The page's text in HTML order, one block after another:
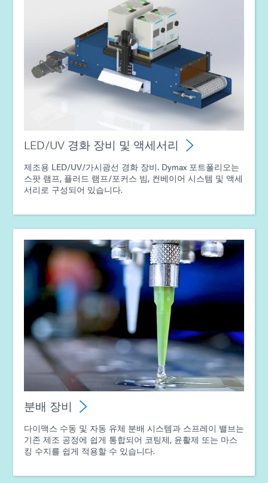
가이드: 분배 장비(아시아|EN)
가이드: 분배 장비(유럽|EN)
가이드: 분배 장비(아메리카|ES)
LED/UV 경화 장비 및 액세서리
제조용 LED/UV/가시광선 경화 장비. Dymax 포트폴리오는
스팟 램프, 플러드 램프/포커스 빔, 컨베이어 시스템 및 액세
서리로 구성되어 있습니다.
분배 장비
다이맥스 수동 및 자동 유체 분배 시스템과 스프레이 밸브는
기존 제조 공정에 쉽게 통합되어 코팅제, 윤활제 또는 마스
킹 수지를 쉽게 적용할 수 있습니다.